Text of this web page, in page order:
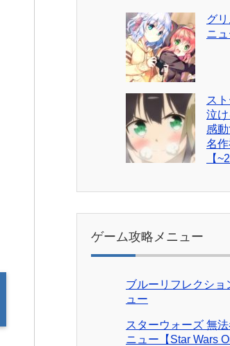
グ
ニ
ス
泣け
感
名
【
ゲーム攻略メニュー
ブルーリフレクショ
ュー
スターウォーズ 無
ニュー【Star Wars